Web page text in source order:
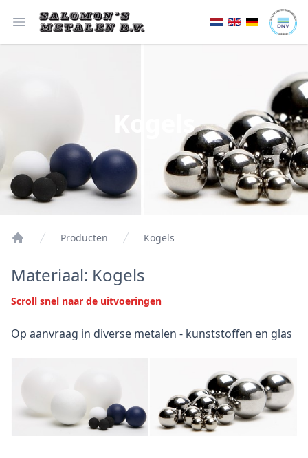
Open menu
Kogels
Producten Kogels
Materiaal: Kogels
Scroll snel naar de uitvoeringen
Op aanvraag in diverse metalen - kunststoffen en glas